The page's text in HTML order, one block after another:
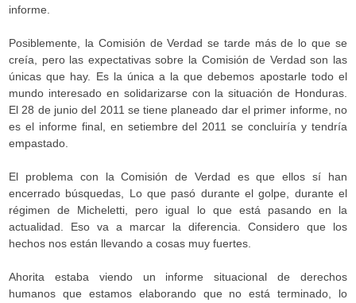
informe.
Posiblemente, la Comisión de Verdad se tarde más de lo que se
creía, pero las expectativas sobre la Comisión de Verdad son las
únicas que hay. Es la única a la que debemos apostarle todo el
mundo interesado en solidarizarse con la situación de Honduras.
El 28 de junio del 2011 se tiene planeado dar el primer informe, no
es el informe final, en setiembre del 2011 se concluiría y tendría
empastado.
El problema con la Comisión de Verdad es que ellos sí han
encerrado búsquedas, Lo que pasó durante el golpe, durante el
régimen de Micheletti, pero igual lo que está pasando en la
actualidad. Eso va a marcar la diferencia. Considero que los
hechos nos están llevando a cosas muy fuertes.
Ahorita estaba viendo un informe situacional de derechos
humanos que estamos elaborando que no está terminado, lo